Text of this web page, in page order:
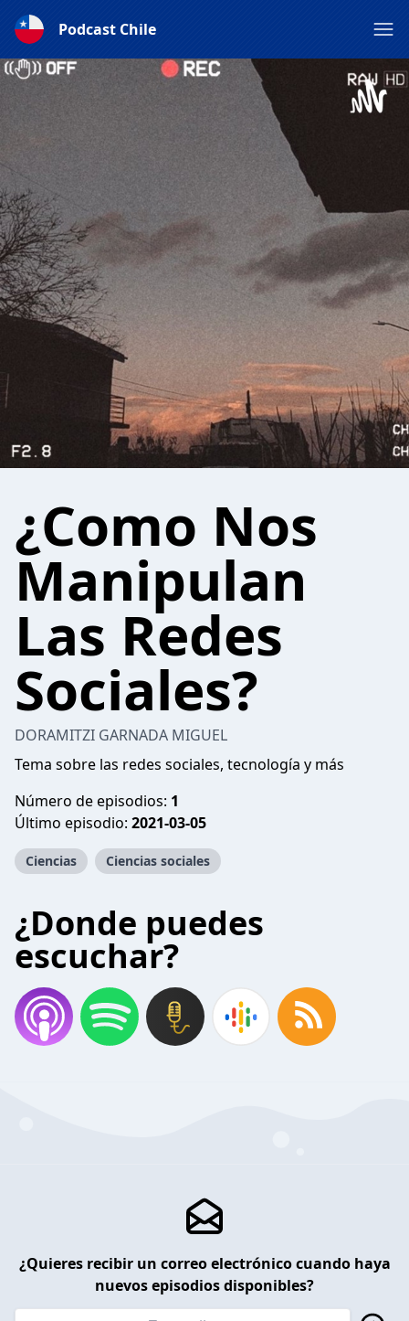
Podcast Chile
¿Como Nos
Manipulan
Las Redes
Sociales?
DORAMITZI GARNADA MIGUEL
Tema sobre las redes sociales, tecnología y más
Número de episodios: 1
Último episodio: 2021-03-05
Ciencias Ciencias sociales
¿Donde puedes
escuchar?
¿Quieres recibir un correo electrónico cuando haya
nuevos episodios disponibles?